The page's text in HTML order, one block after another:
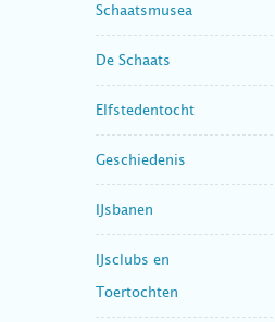
Schaatsmusea
De Schaats
Elfstedentocht
Geschiedenis
IJsbanen
IJsclubs en
Toertochten